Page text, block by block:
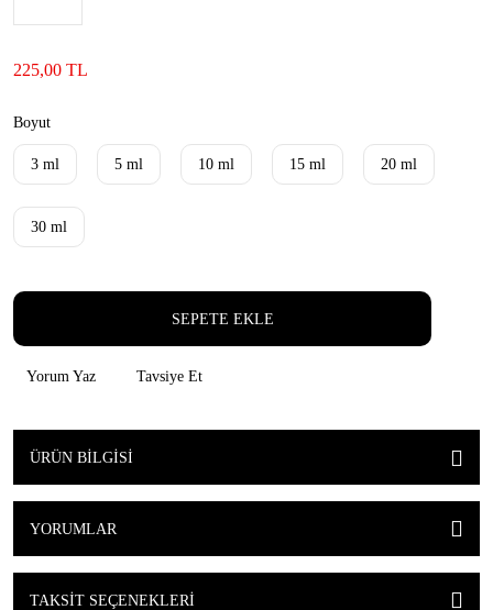
225,00 TL
Boyut
3 ml 5 ml 10 ml 15 ml 20 ml
30 ml
SEPETE EKLE
Yorum Yaz Tavsiye Et
ÜRÜN BILGISI
YORUMLAR
TAKSIT SEÇENEKLERI